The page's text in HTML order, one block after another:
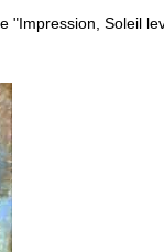
"Impression, Soleil